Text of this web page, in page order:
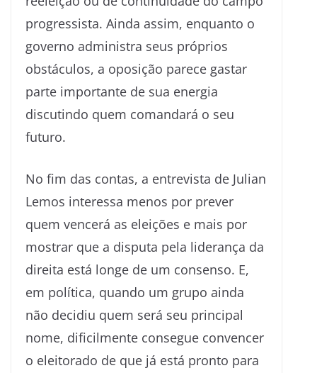
progressista. Ainda assim, enquanto o
governo administra seus próprios
obstáculos, a oposição parece gastar
parte importante de sua energia
discutindo quem comandará o seu
futuro.
No fim das contas, a entrevista de Julian
Lemos interessa menos por prever
quem vencerá as eleições e mais por
mostrar que a disputa pela liderança da
direita está longe de um consenso. E,
em política, quando um grupo ainda
não decidiu quem será seu principal
nome, dificilmente consegue convencer
o eleitorado de que já está pronto para